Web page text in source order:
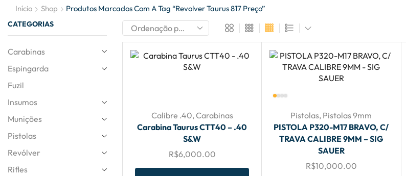
Início Shop Produtos Marcados Com A Tag “revolver Taurus 817 Preço”
Calibre .40,Carabinas
Carabina Taurus CTT40 – .40
S&W
R$6,000.00
Pistolas, Pistolas 9mm
PISTOLA P320-M17 BRAVO, C/
TRAVA CALIBRE 9MM – SIG
SAUER
R$10,000.00
CATEGORIAS
Carabinas
Espingarda
Fuzil
Insumos
Munições
Pistolas
Revólver
Rifles